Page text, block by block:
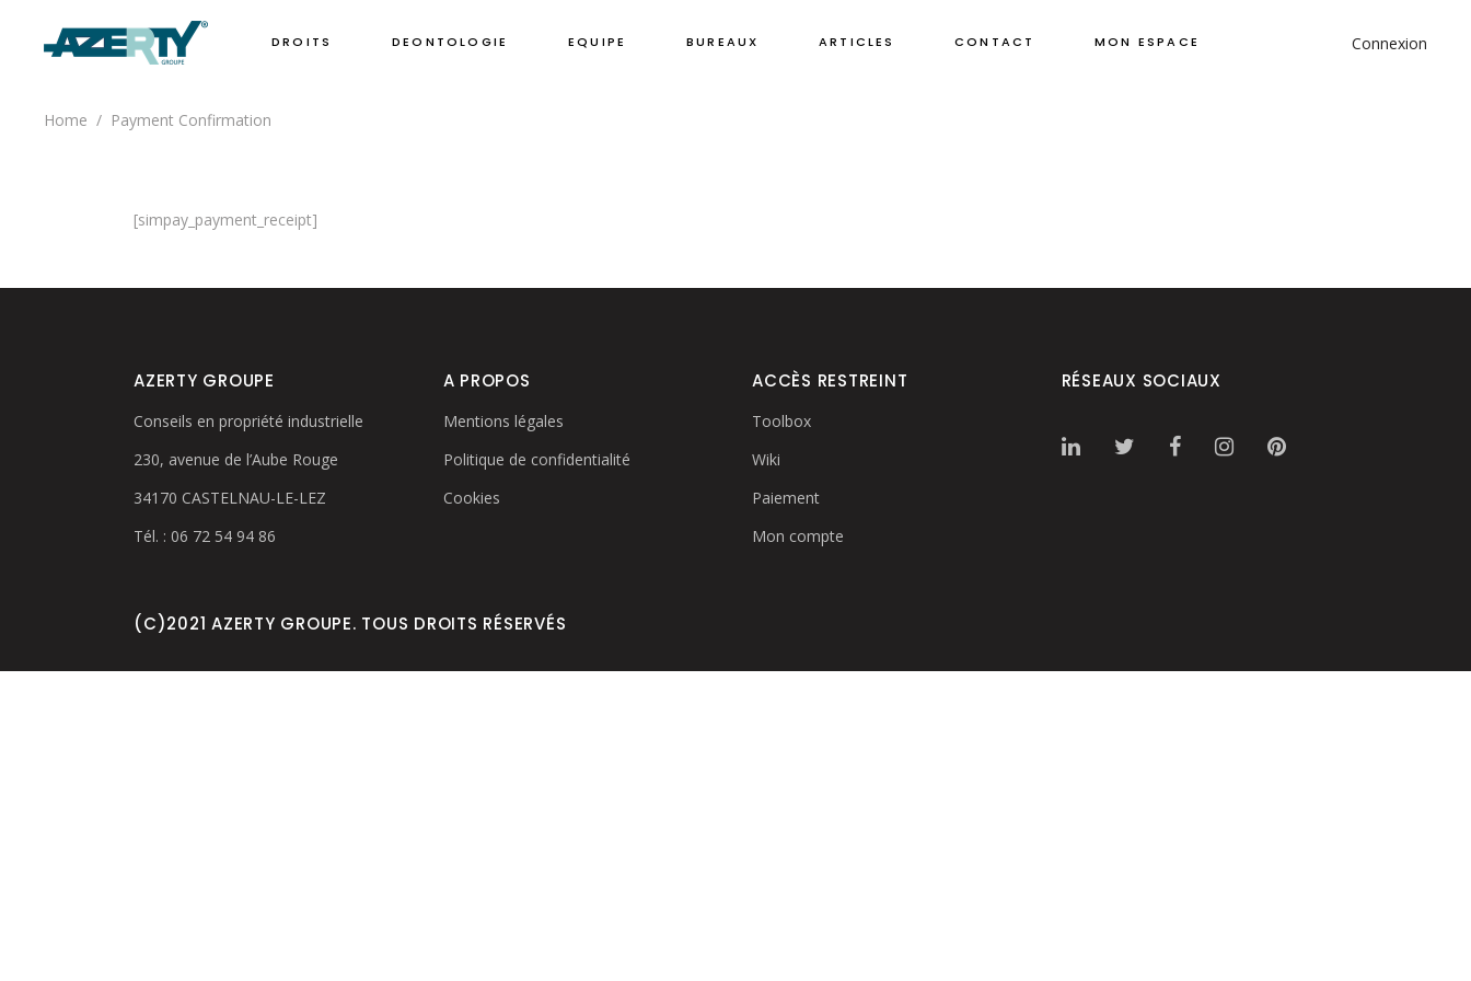
DROITS DEONTOLOGIE EQUIPE BUREAUX ARTICLES CONTACT MON ESPACE Connexion
Home / Payment Confirmation
[simpay_payment_receipt]
AZERTY GROUPE
Conseils en propriété industrielle
230, avenue de l’Aube Rouge
34170 CASTELNAU-LE-LEZ
Tél. : 06 72 54 94 86
A PROPOS
Mentions légales
Politique de confidentialité
Cookies
ACCÈS RESTREINT
Toolbox
Wiki
Paiement
Mon compte
RÉSEAUX SOCIAUX
(C)2021 AZERTY GROUPE. TOUS DROITS RÉSERVÉS